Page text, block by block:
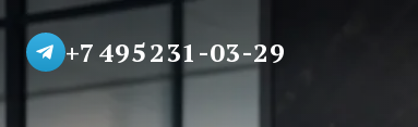
+7 495 231-03-29